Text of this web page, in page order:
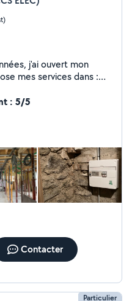
j'ai ouvert mon
mes services dans :
sont
des lieux et la propreté
: 5/5
Contacter
Particulier